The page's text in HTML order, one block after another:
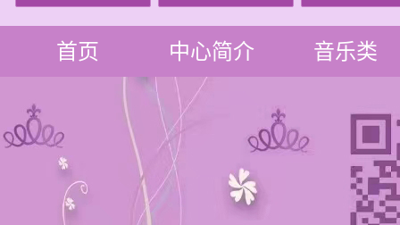
首页 中心简介 音乐类